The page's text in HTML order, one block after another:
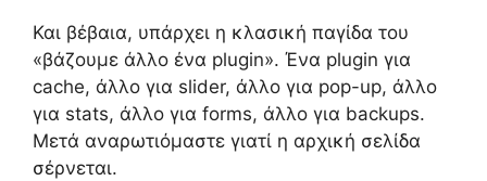
Και βέβαια, υπάρχει η κλασική παγίδα του
«βάζουμε άλλο ένα plugin». Ένα plugin για
cache, άλλο για slider, άλλο για pop-up, άλλο
για stats, άλλο για forms, άλλο για backups.
Μετά αναρωτιόμαστε γιατί η αρχική σελίδα
σέρνεται.